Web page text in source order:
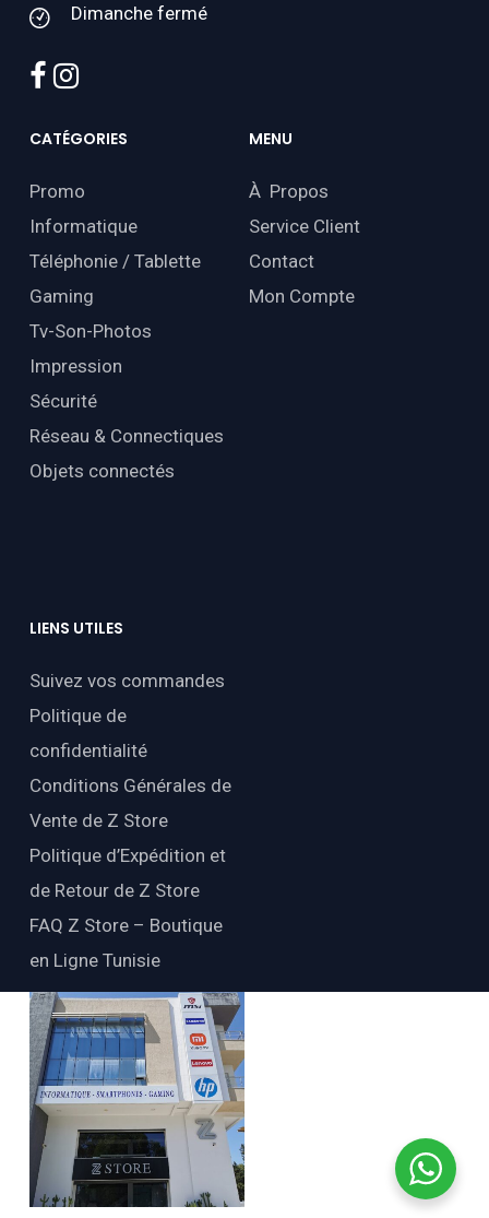
Dimanche fermé
facebook
instagram
CATÉGORIES
Promo
Informatique
Téléphonie / Tablette
Gaming
Tv-Son-Photos
Impression
Sécurité
Réseau & Connectiques
Objets connectés
MENU
À Propos
Service Client
Contact
Mon Compte
LIENS UTILES
Suivez vos commandes
Politique de
confidentialité
Conditions Générales de
Vente de Z Store
Politique d’Expédition et
de Retour de Z Store
FAQ Z Store – Boutique
en Ligne Tunisie